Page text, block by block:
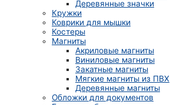
Деревянные значки
Кружки
Коврики для мышки
Костеры
Магниты
Акриловые магниты
Виниловые магниты
Закатные магниты
Мягкие магниты из ПВХ
Деревянные магниты
Обложки для документов